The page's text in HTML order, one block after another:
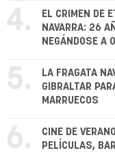
4.
EL CRIMEN DE
NAVARRA: 26
NEGÁNDOSE A
5.
LA FRAGATA
GIBRALTAR
MARRUECOS
6.
CINE DE
PELÍCULAS,